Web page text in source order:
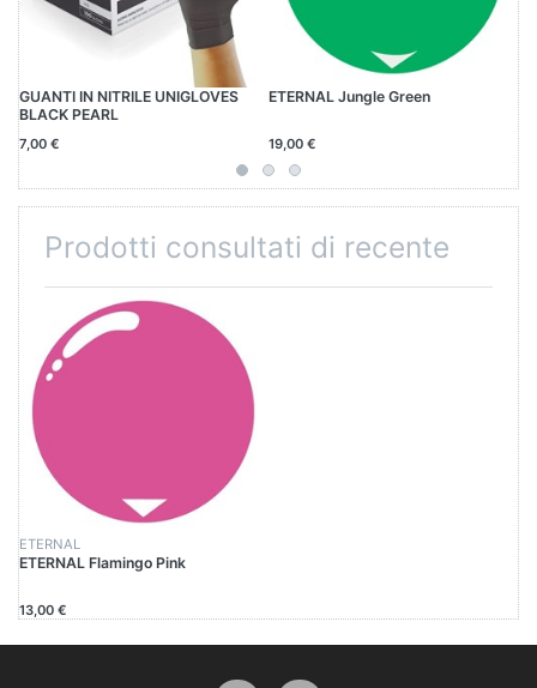
GUANTI IN NITRILE UNIGLOVES
BLACK PEARL
7,00 €
ETERNAL Jungle Green
19,00 €
Prodotti consultati di recente
ETERNAL
ETERNAL Flamingo Pink
13,00 €